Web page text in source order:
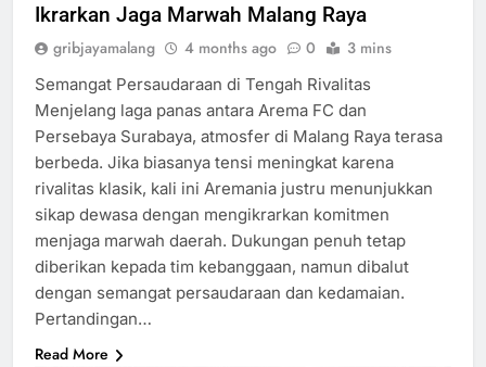
Ikrarkan Jaga Marwah Malang Raya
gribjayamalang 4 months ago 0 3 mins
Semangat Persaudaraan di Tengah Rivalitas
Menjelang laga panas antara Arema FC dan
Persebaya Surabaya, atmosfer di Malang Raya terasa
berbeda. Jika biasanya tensi meningkat karena
rivalitas klasik, kali ini Aremania justru menunjukkan
sikap dewasa dengan mengikrarkan komitmen
menjaga marwah daerah. Dukungan penuh tetap
diberikan kepada tim kebanggaan, namun dibalut
dengan semangat persaudaraan dan kedamaian.
Pertandingan…
Read More